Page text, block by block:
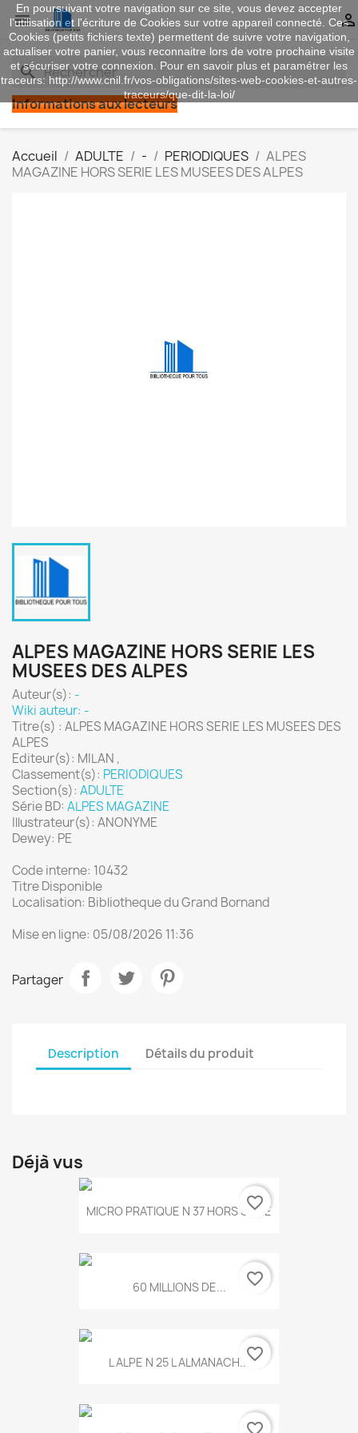
 
search
Informations aux lecteurs
Accueil ADULTE - PERIODIQUES
ALPES
MAGAZINE HORS SERIE LES MUSEES DES ALPES
ALPES MAGAZINE HORS SERIE LES
MUSEES DES ALPES
Auteur(s): -
Wiki auteur: -
Titre(s) : ALPES MAGAZINE HORS SERIE LES MUSEES DES
ALPES
Editeur(s): MILAN ,
Classement(s): PERIODIQUES
Section(s): ADULTE
Série BD: ALPES MAGAZINE
Illustrateur(s): ANONYME
Dewey: PE
Code interne: 10432
Titre Disponible
Localisation: Bibliotheque du Grand Bornand
Mise en ligne: 05/08/2026 11:36
Partager
Description Détails du produit
Déjà vus
MICRO PRATIQUE N 37 HORS SERIE
favorite_border
60 MILLIONS DE... favorite_border
L ALPE N 25 L ALMANACH...favorite_border
En poursuivant votre navigation sur ce site, vous devez accepter
l’utilisation et l'écriture de Cookies sur votre appareil connecté. Ces
Cookies (petits fichiers texte) permettent de suivre votre navigation,
actualiser votre panier, vous reconnaitre lors de votre prochaine visite
et sécuriser votre connexion. Pour en savoir plus et paramétrer les
traceurs: http://www.cnil.fr/vos-obligations/sites-web-cookies-et-autres-
traceurs/que-dit-la-loi/